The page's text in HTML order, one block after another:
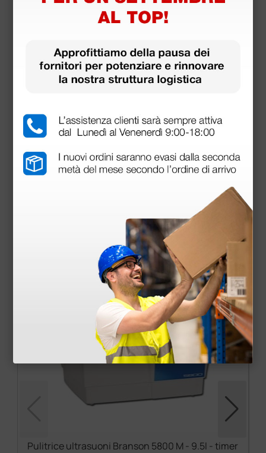
Branson GP Purpose Detergente concentrato
23,10 €
1 pz.
Prodotti simili e correlati
Pulitrice ultrasuoni Branson 5800 M - 9.5l - timer